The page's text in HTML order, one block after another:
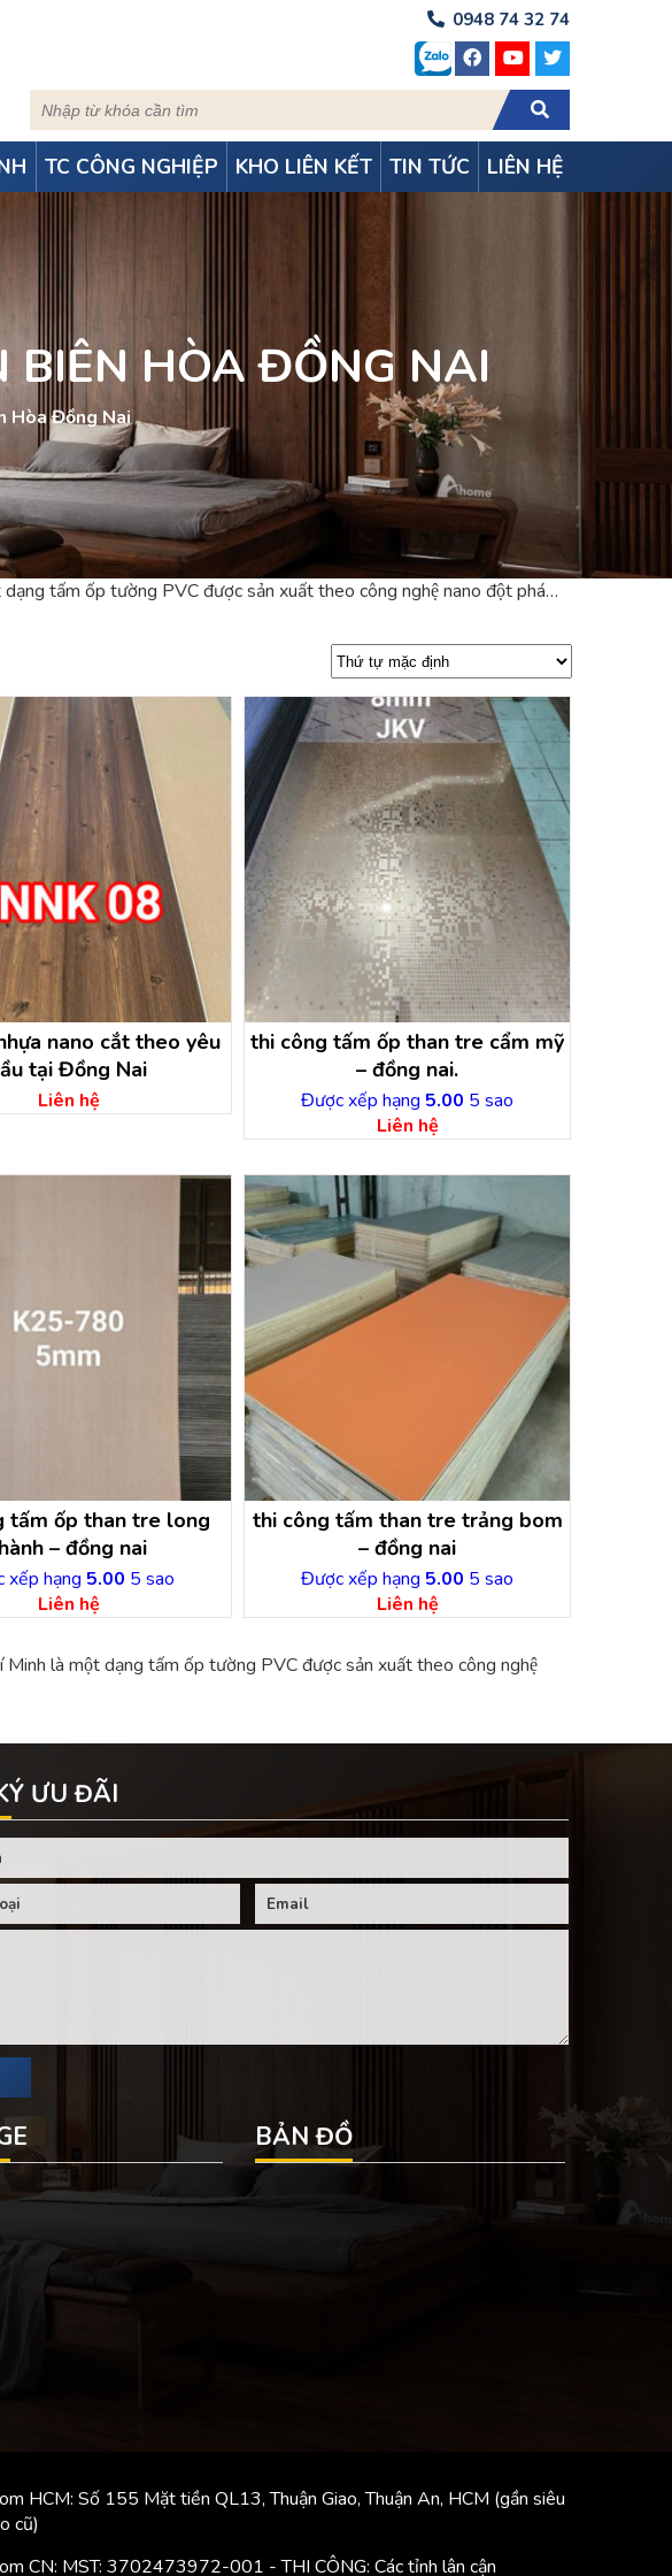
0948 74 32 74
TC CÔNG NGHIỆP KHO LIÊN KẾT TIN TỨC LIÊN HỆ
BIÊN HÒA ĐỒNG NAI
Hòa Đồng Nai
tấm ốp tường PVC được sản xuất theo công nghệ nano đột phá…
nano cắt theo yêu
tại Đồng Nai
Liên hệ
thi công tấm ốp than tre cẩm mỹ
– đồng nai.
Được xếp hạng 5.00 5 sao
Liên hệ
tấm ốp than tre long
– đồng nai
xếp hạng 5.00 5 sao
Liên hệ
thi công tấm than tre trảng bom
– đồng nai
Được xếp hạng 5.00 5 sao
Liên hệ
là một dạng tấm ốp tường PVC được sản xuất theo công nghệ
ƯU ĐÃI
BẢN ĐỒ
HCM: Số 155 Mặt tiền QL13, Thuận Giao, Thuận An, HCM (gần siêu
cũ)
CN: MST: 3702473972-001 - THI CÔNG: Các tỉnh lân cận